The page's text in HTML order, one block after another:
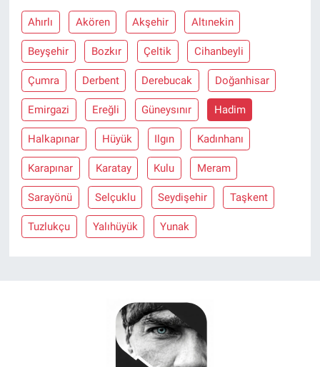
Ahırlı Akören Akşehir Altınekin
Beyşehir Bozkır Çeltik Cihanbeyli
Çumra Derbent Derebucak Doğanhisar
Emirgazi Ereğli Güneysınır Hadim
Halkapınar Hüyük Ilgın Kadınhanı
Karapınar Karatay Kulu Meram
Sarayönü Selçuklu Seydişehir Taşkent
Tuzlukçu Yalıhüyük Yunak